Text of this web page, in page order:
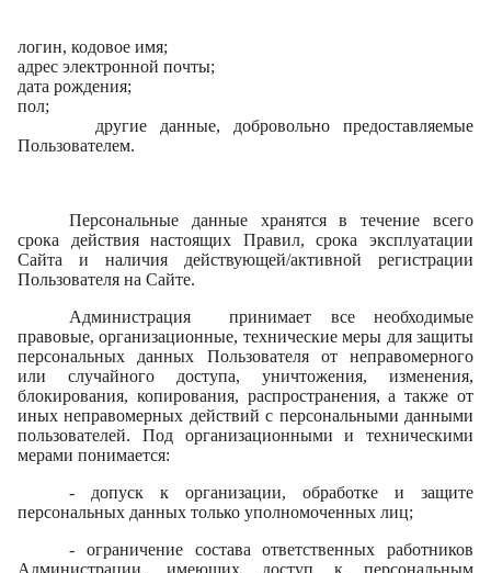
логин, кодовое имя;
адрес электронной почты;
дата рождения;
пол;
другие данные, добровольно предоставляемые
Пользователем.
Персональные данные хранятся в течение всего
срока действия настоящих Правил, срока эксплуатации
Сайта и наличия действующей/активной регистрации
Пользователя на Сайте.
Администрация принимает все необходимые
правовые, организационные, технические меры для защиты
персональных данных Пользователя от неправомерного
или случайного доступа, уничтожения, изменения,
блокирования, копирования, распространения, а также от
иных неправомерных действий с персональными данными
пользователей. Под организационными и техническими
мерами понимается:
- допуск к организации, обработке и защите
персональных данных только уполномоченных лиц;
- ограничение состава ответственных работников
Администрации, имеющих доступ к персональным